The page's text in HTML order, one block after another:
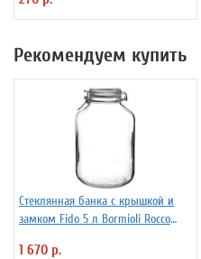
Рекомендуем купить
Стеклянная банка с крышкой и
замком Fido 5 л Bormioli Rocco
1 670 р.